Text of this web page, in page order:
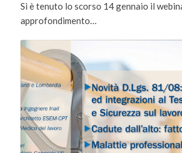
Si è tenuto lo scorso 14 gennaio il
approfondimento…